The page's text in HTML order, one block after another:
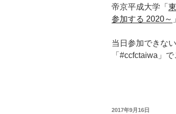
帝京平成大学「
参加する 2020～ 」
当日参加できな
「#ccfctaiwa」
投
2017年9月16日